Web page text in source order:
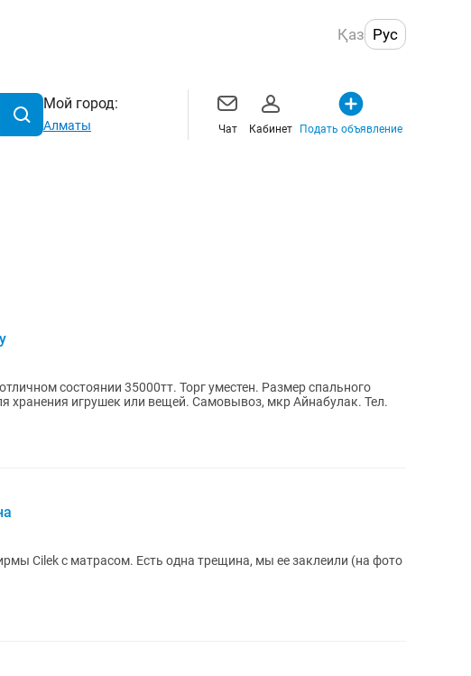
Қаз Рус
Мой город:
Алматы Чат Кабинет Подать объявление
состоянии 35000тт. Торг уместен. Размер спального
хранения игрушек или вещей. Самовывоз, мкр Айнабулак. Тел.
Cilek с матрасом. Есть одна трещина, мы ее заклеили (на фото